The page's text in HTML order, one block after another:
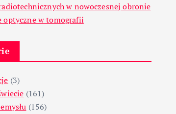
w nowoczesnej obronie
optyczne w tomografii
(3)
(161)
(156)